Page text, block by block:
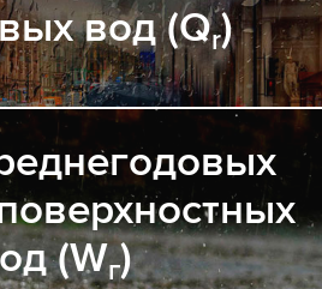
вод (Qr)
(Wг)